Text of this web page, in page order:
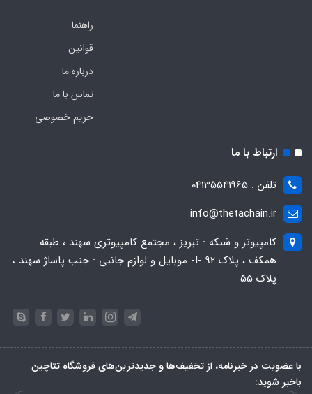
راهنما
قوانین
درباره ما
تماس با ما
حریم خصوصی
ارتباط با ما
تلفن : 04135541965
info@thetachain.ir
کامپیوتر و شبکه : تبریز ، مجتمع کامپیوتری سهند ، طبقه
همکف ، پلاک 92 -I- موبایل و لوازم جانبی : جنب پاساژ سهند ،
پلاک 55
با عضویت در خبرنامه، از تخفیف‌ها و جدیدترین‌های فروشگاه تتاچین
باخبر شوید: